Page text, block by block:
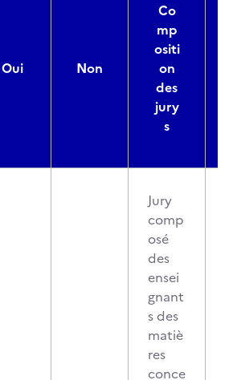
Oui Non
Co
mp
ositi
on
des
jury
s
Jury
comp
osé
des
ensei
gnant
s des
matiè
res
conce